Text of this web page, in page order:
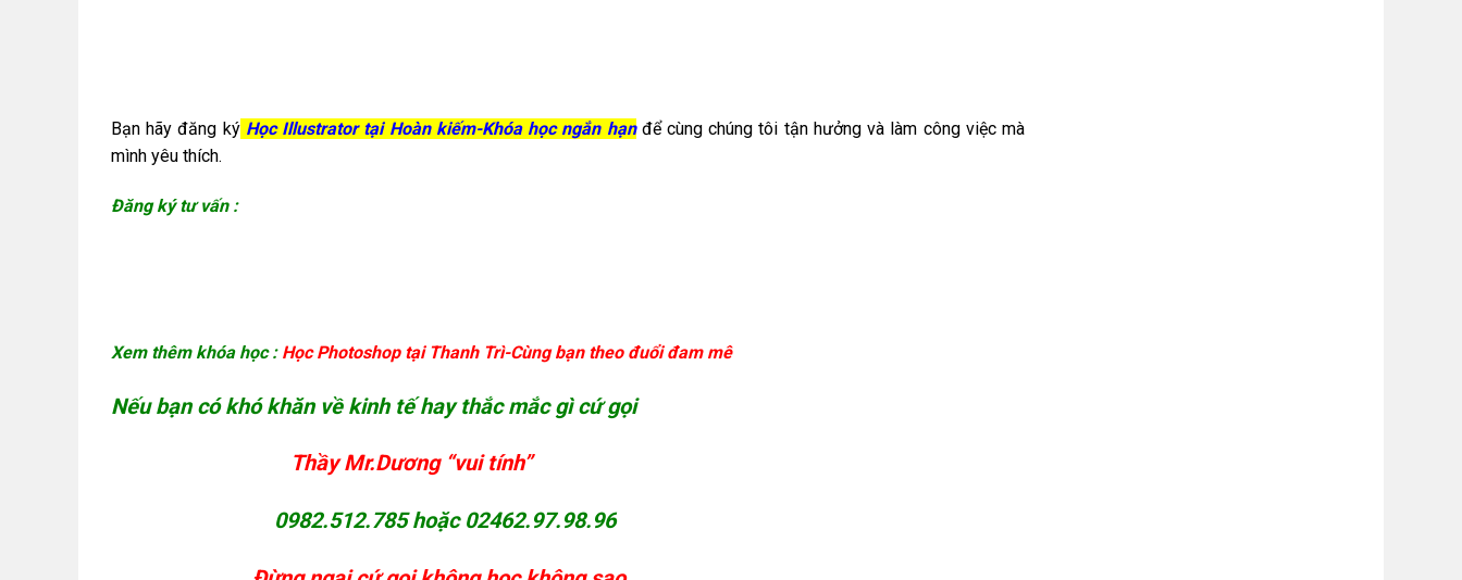
Bạn hãy đăng kýHọc Illustrator tại Hoàn kiếm-Khóa học ngắn hạnđể cùng chúng tôi tận hưởng và làm công việc mà
mình yêu thích.
Đăng ký tư vấn :
Xem thêm khóa học : Học Photoshop tại Thanh Trì-Cùng bạn theo đuổi đam mê
Nếu bạn có khó khăn về kinh tế hay thắc mắc gì cứ gọi
Thầy Mr.Dương “vui tính”
0982.512.785 hoặc 02462.97.98.96